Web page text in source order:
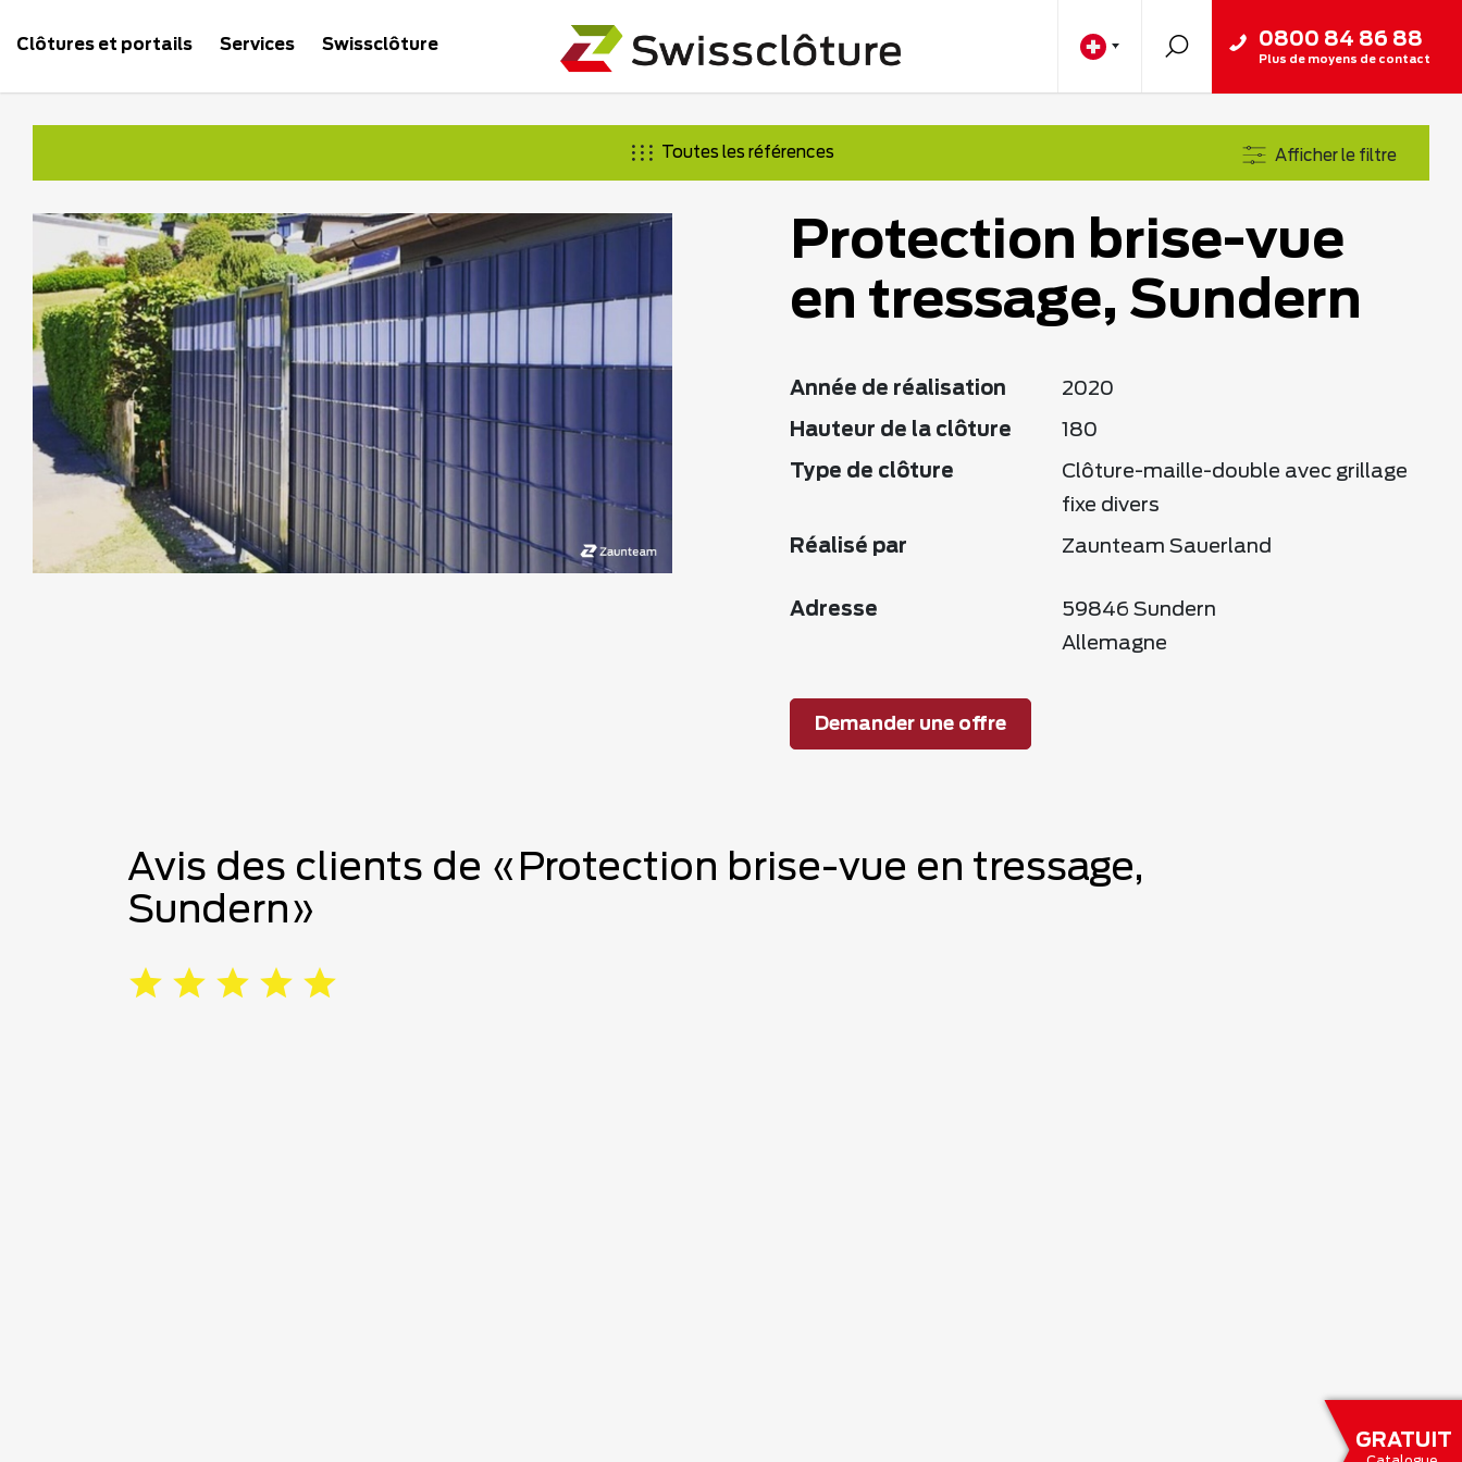
GRATUIT
Clôtures et portails Services Swissclôture 0800 84 86 88
Plus de moyens de contact
Toutes les références Afficher le filtre
Protection brise-vue
en tressage, Sundern
Année de réalisation 2020
Hauteur de la clôture 180
Type de clôture
Clôture-maille-double avec grillage
fixe divers
Réalisé par Zaunteam Sauerland
Adresse
59846 Sundern
Allemagne
Demander une offre
Avis des clients de «Protection brise-vue en tressage,
Sundern»